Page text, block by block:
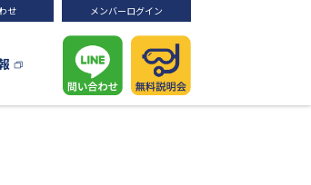
せ メンバーログイン